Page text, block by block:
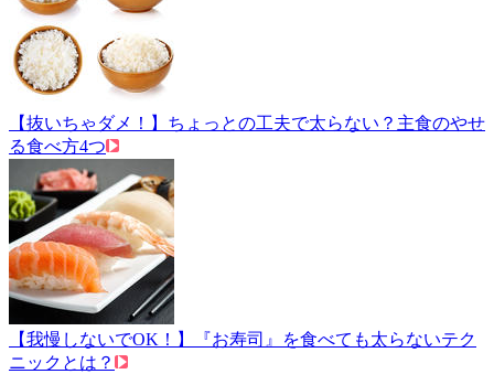
【抜いちゃダメ！】ちょっとの工夫で太らない？主食のやせ
る食べ方4つ
【我慢しないでOK！】『お寿司』を食べても太らないテク
ニックとは？